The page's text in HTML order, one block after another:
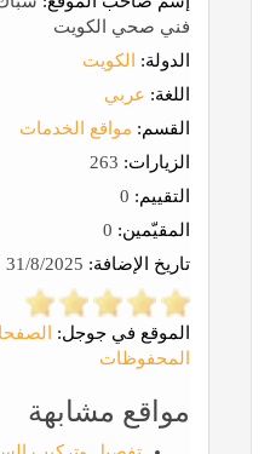
فني صحي الكويت
الدولة:
الكويت
اللغة: عربي
القسم: مواقع الخدمات
الزيارات:
التقييم:
المقيّمين:
تاريخ الإضافة:
الموقع في جوجل:
المحفوظات
مواقع مشابهة